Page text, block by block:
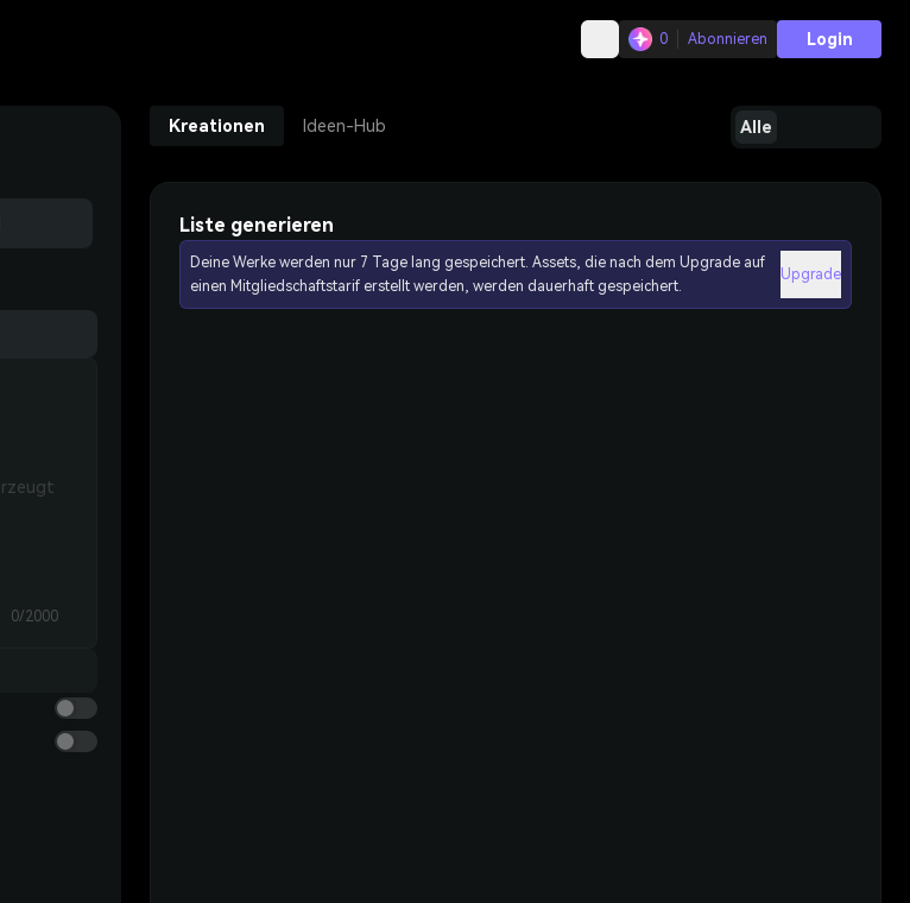
0 Abonnieren Login
0/2000
Kreationen Ideen-Hub Alle
Liste generieren
Deine Werke werden nur 7 Tage lang gespeichert. Assets, die nach dem Upgrade auf
einen Mitgliedschaftstarif erstellt werden, werden dauerhaft gespeichert.
Upgrade